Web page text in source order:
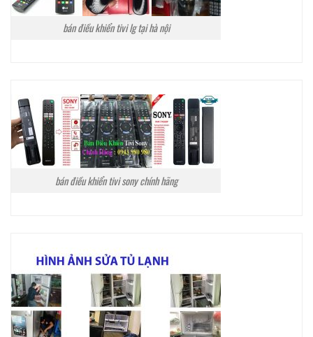
bán điều khiển tivi lg tại hà nội
bán điều khiển tivi sony chính hãng